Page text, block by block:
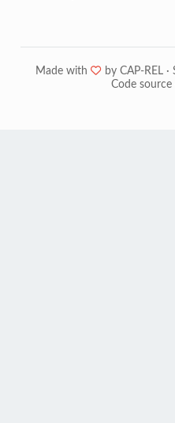
Made with ❤ by CAP-REL ·
Code source